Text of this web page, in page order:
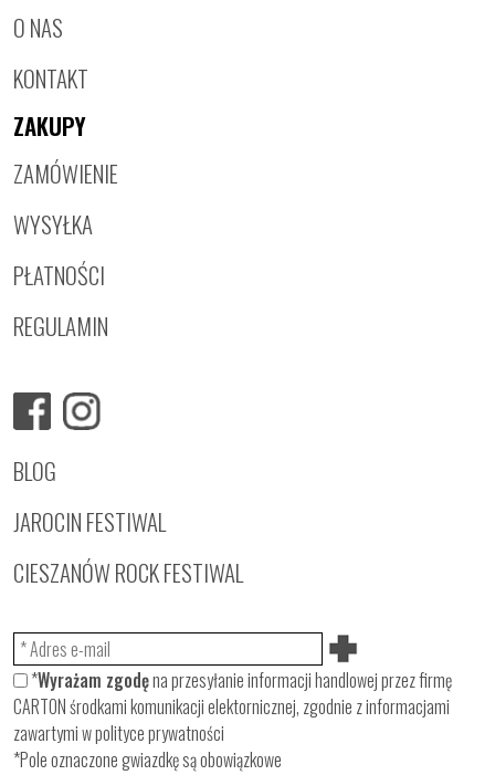
O NAS
KONTAKT
ZAKUPY
ZAMÓWIENIE
WYSYŁKA
PŁATNOŚCI
REGULAMIN
BLOG
JAROCIN FESTIWAL
CIESZANÓW ROCK FESTIWAL
*Wyrażam zgodęna przesyłanie informacji handlowej przez firmę
CARTON środkami komunikacji elektornicznej, zgodnie z informacjami
zawartymi wpolityce prywatności
*Pole oznaczone gwiazdkę są obowiązkowe